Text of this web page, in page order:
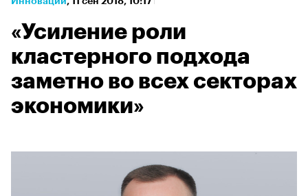
«Усиление роли
кластерного подхода
заметно во всех секторах
экономики»